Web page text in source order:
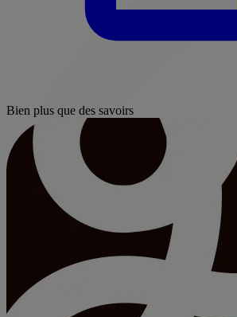
Bien plus que des savoirs